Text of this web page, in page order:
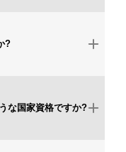
?
な国家資格ですか?